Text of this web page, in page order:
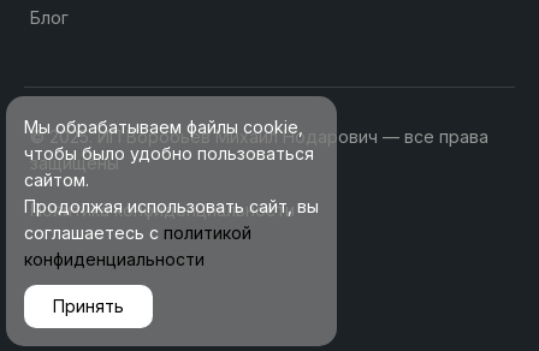
Блог
© 2025. ИП Воробьев Михаил Нодарович — все права
защищены
Политика конфиденциальности
Мы обрабатываем файлы cookie,
чтобы было удобно пользоваться
сайтом.
Продолжая использовать сайт, вы
соглашаетесь с политикой
конфиденциальности
Принять